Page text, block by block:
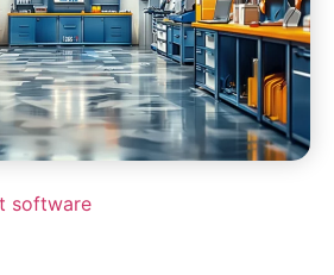
software